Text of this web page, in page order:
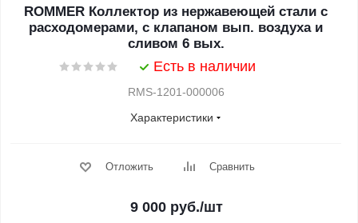
ROMMER Коллектор из нержавеющей стали с
расходомерами, с клапаном вып. воздуха и
сливом 6 вых.
Есть в наличии
RMS-1201-000006
Характеристики
Отложить Сравнить
9 000руб./шт